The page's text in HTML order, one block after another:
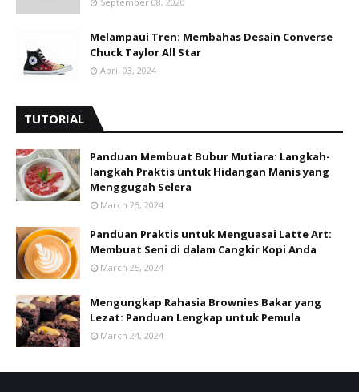
Melampaui Tren: Membahas Desain Converse
Chuck Taylor All Star
April 03, 2024
TUTORIAL
Panduan Membuat Bubur Mutiara: Langkah-
langkah Praktis untuk Hidangan Manis yang
Menggugah Selera
March 25, 2024
Panduan Praktis untuk Menguasai Latte Art:
Membuat Seni di dalam Cangkir Kopi Anda
March 25, 2024
Mengungkap Rahasia Brownies Bakar yang
Lezat: Panduan Lengkap untuk Pemula
March 24, 2024